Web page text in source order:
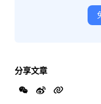
分享文章